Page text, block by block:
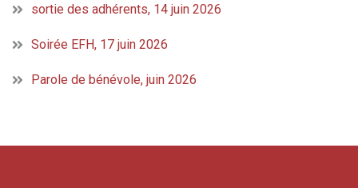
sortie des adhérents, 14 juin 2026
Soirée EFH, 17 juin 2026
Parole de bénévole, juin 2026